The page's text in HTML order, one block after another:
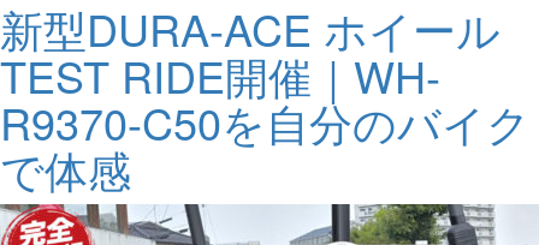
新型DURA-ACE ホイール
TEST RIDE開催｜WH-
R9370-C50を自分のバイク
で体感